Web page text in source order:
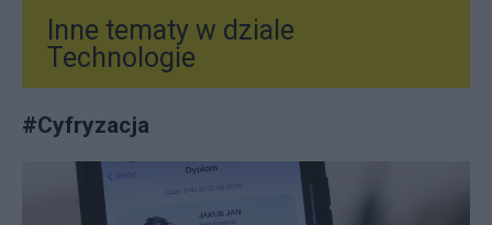
Inne tematy w dziale
Technologie
#Cyfryzacja